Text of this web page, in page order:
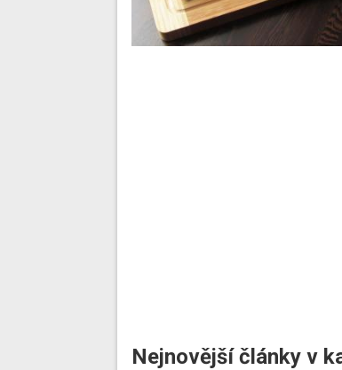
Nejnovější články v